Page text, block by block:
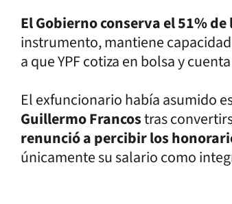
El Gobierno conserva el 51% de
instrumento, mantiene
a que YPF cotiza en bolsa y
El exfuncionario había asumido
Guillermo Francostras
renunció a percibir los
únicamente su salario como